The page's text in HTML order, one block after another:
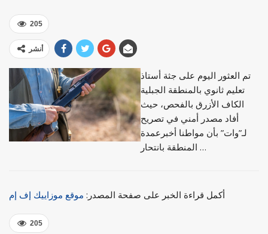
205
أنشر
تم العثور اليوم على جثة أستاذ
تعليم ثانوي بالمنطقة الجبلية
الكاف الأزرق بالفحص، حيث
أفاد مصدر أمني في تصريح
لـ”وات” بأن مواطنا أخبرعمدة
المنطقة بانتحار …
أكمل قراءة الخبر على صفحة المصدر: موقع موزاييك إف إم
205